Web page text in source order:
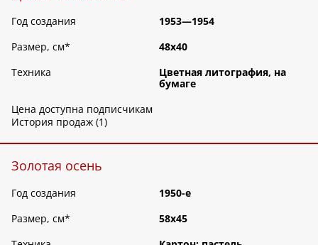
Год создания
1953—1954
Размер, см*
48х40
Техника
Цветная литография, на
бумаге
Цена доступна подписчикам
История продаж (1)
Золотая осень
Год создания
1950-е
Размер, см*
58х45